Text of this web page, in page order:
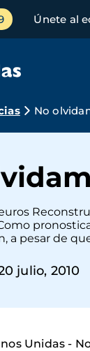
Únete al
No
euros
a pesar de
julio, 2010
Unidas -